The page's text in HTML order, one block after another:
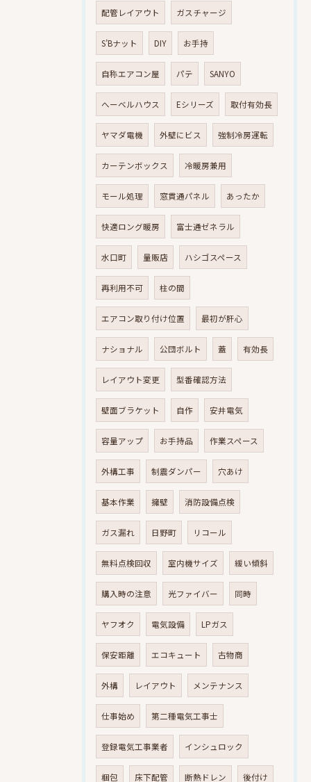
配管レイアウト ガスチャージ
S’Bナット DIY お手持
自称エアコン屋 パテ SANYO
へーベルハウス Eシリーズ 取付有効長
ヤマダ電機 外壁にビス 強制冷房運転
カーテンボックス 冷暖房兼用
モール処理 窓貫通パネル あったか
快適ロング暖房 富士通ゼネラル
水口町 量販店 ハシゴスペース
再利用不可 柱の間
エアコン取り付け位置 最初が肝心
ナショナル 公団ボルト 蓋 有効長
レイアウト変更 型番確認方法
壁面ブラケット 自作 安井電気
容量アップ お手持品 作業スペース
外構工事 制震ダンパー 穴あけ
基本作業 擁壁 消防設備点検
ガス漏れ 日野町 リコール
無料点検回収 室内機サイズ 緩い傾斜
購入時の注意 光ファイバー 同時
ヤフオク 電気設備 LPガス
保安距離 エコキュート 古物商
外構 レイアウト メンテナンス
仕事始め 第二種電気工事士
登録電気工事業者 インシュロック
梱包 床下配管 断熱ドレン 後付け